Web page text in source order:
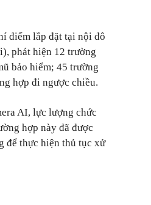
điểm lắp đặt tại nội đô
phát hiện 12 trường
bảo hiểm; 45 trường
hợp đi ngược chiều.
AI, lực lượng chức
hợp này đã được
để thực hiện thủ tục xử